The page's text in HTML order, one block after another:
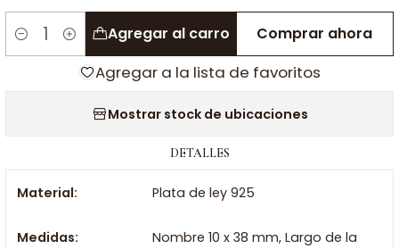
Cantidad
Agregar al carro Comprar ahora
Agregar a la lista de favoritos
Mostrar stock de ubicaciones
DETALLES
Material: Plata de ley 925
Medidas:
Nombre 10 x 38 mm, Largo de la